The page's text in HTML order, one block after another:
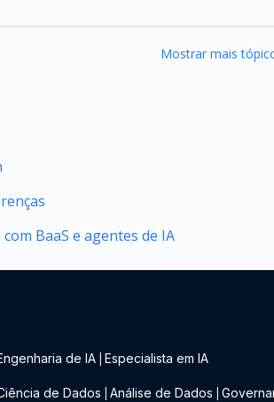
Mostrar mais
BaaS e agentes de IA
de IA Especialista em IA
de Dados Análise de Dados